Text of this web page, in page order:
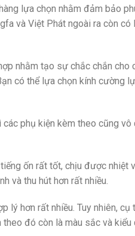
lựa chọn nhằm đảm bảo
và Việt Phát ngoài ra còn
nhằm tạo sự chắc chắn
có thể lựa chọn kính cường
phụ kiện kèm theo cũng
ốn rất tốt, chịu được nhiệt
và thu hút hơn rất nhiều.
hơn rất nhiều. Tuy nhiên, cụ
đó còn là màu sắc và kiểu